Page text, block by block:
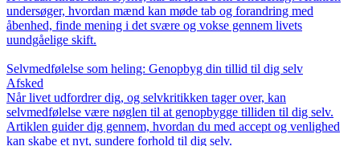
undersøger, hvordan mænd kan møde tab og forandring med
åbenhed, finde mening i det svære og vokse gennem livets
uundgåelige skift.
Selvmedfølelse som heling: Genopbyg din tillid til dig selv
Afsked
Når livet udfordrer dig, og selvkritikken tager over, kan
selvmedfølelse være nøglen til at genopbygge tilliden til dig selv.
Artiklen guider dig gennem, hvordan du med accept og venlighed
kan skabe et nyt, sundere forhold til dig selv.